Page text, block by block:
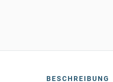
BESCHREIBUNG